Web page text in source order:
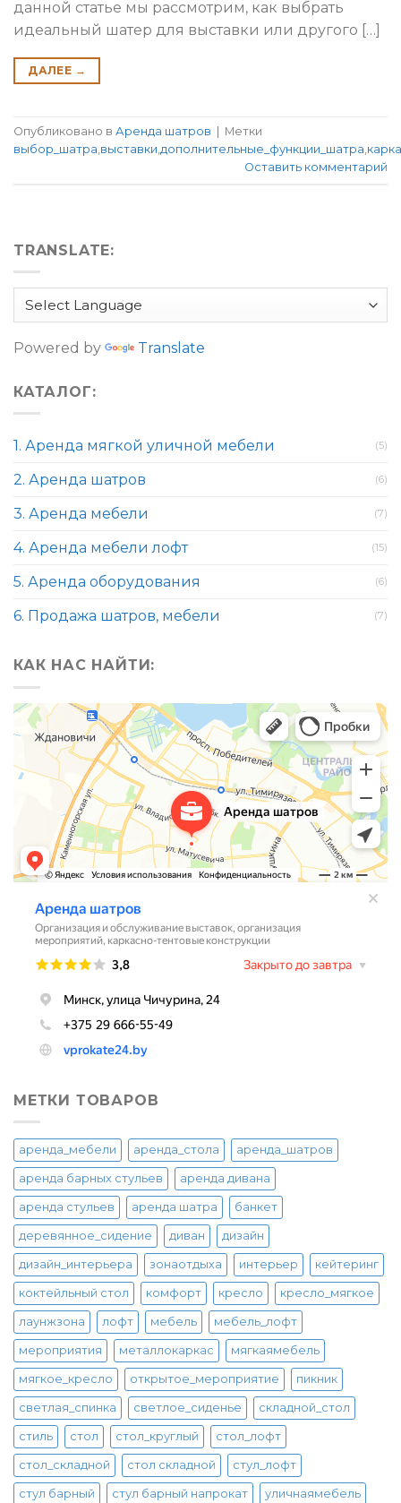
TRANSLATE:
Powered by Translate
КАТАЛОГ:
1. Аренда мягкой уличной мебели (5)
2. Аренда шатров (6)
3. Аренда мебели (7)
4. Аренда мебели лофт (15)
5. Аренда оборудования (6)
6. Продажа шатров, мебели (7)
КАК НАС НАЙТИ:
МЕТКИ ТОВАРОВ
аренда_мебели аренда_стола аренда_шатров
аренда барных стульев аренда дивана
аренда стульев аренда шатра банкет
деревянное_сидение диван дизайн
дизайн_интерьера зонаотдыха интерьер кейтеринг
коктейльный стол комфорт кресло кресло_мягкое
лаунжзона лофт мебель мебель_лофт
мероприятия металлокаркас мягкаямебель
мягкое_кресло открытое_мероприятие пикник
светлая_спинка светлое_сиденье складной_стол
стиль стол стол_круглый стол_лофт
стол_складной стол складной стул_лофт
стул барный стул барный напрокат уличнаямебель
данной статье мы рассмотрим, как выбрать
идеальный шатер для выставки или другого […]
ДАЛЕЕ →
Опубликовано в Аренда шатров
Метки
выбор_шатра выставки дополнительные_функции_шатра
Оставить комментарий